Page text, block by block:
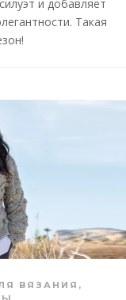
и добавляет
Такая
ВЯЗАНИЯ ,